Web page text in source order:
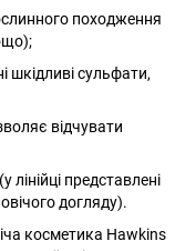
походження
шкідливі сульфати,
відчувати
лінійці представлені
догляду).
косметика Hawkins